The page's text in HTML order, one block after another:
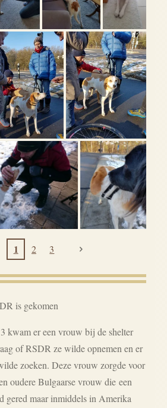
1 2 3
is gekomen
kwam er een vrouw bij de shelter
of RSDR ze wilde opnemen en er
zoeken. Deze vrouw zorgde voor
oudere Bulgaarse vrouw die een
gered maar inmiddels in Amerika